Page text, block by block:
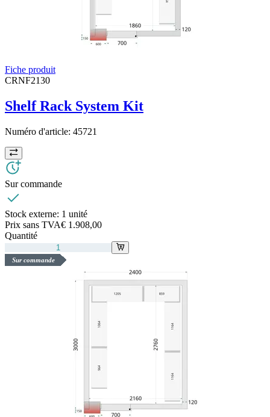
Fiche produit
CRNF2130
Shelf Rack System Kit
Numéro d'article: 45721
Sur commande
Stock externe: 1 unité
Prix sans TVA€ 1.908,00
Quantité
Sur commande